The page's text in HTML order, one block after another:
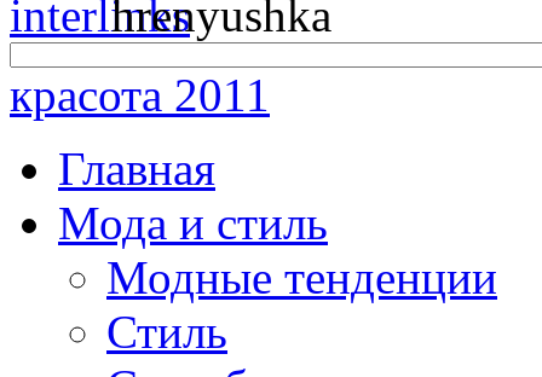
красота 2011
Главная
Мода и стиль
Модные тенденции
Стиль